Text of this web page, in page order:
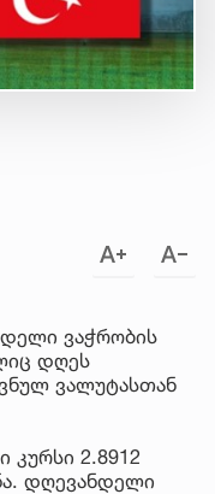
ვაჭრობის
დღეს
ვალუტასთან
კურსი 2.8912
დღევანდელი